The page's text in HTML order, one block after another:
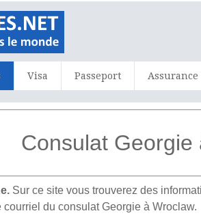
Visa Passeport Assurance
Consulat Georgie
Sur ce site vous trouverez des
du consulat Georgie à Wroclaw.